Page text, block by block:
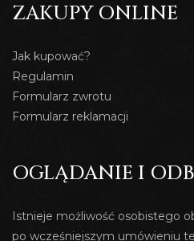
ZAKUPY ONLINE
Jak kupować?
Regulamin
Formularz zwrotu
Formularz reklamacji
OGLĄDANIE I
Istnieje możliwość osobistego
po wcześniejszym umówieniu